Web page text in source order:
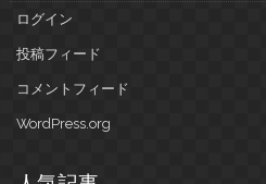
ログイン
投稿フィード
コメントフィード
WordPress.org